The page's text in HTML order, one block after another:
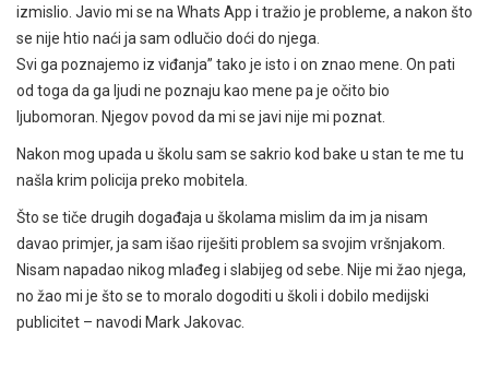
izmislio. Javio mi se na Whats App i tražio je probleme, a nakon što
se nije htio naći ja sam odlučio doći do njega.
Svi ga poznajemo iz viđanja” tako je isto i on znao mene. On pati
od toga da ga ljudi ne poznaju kao mene pa je očito bio
ljubomoran. Njegov povod da mi se javi nije mi poznat.
Nakon mog upada u školu sam se sakrio kod bake u stan te me tu
našla krim policija preko mobitela.
Što se tiče drugih događaja u školama mislim da im ja nisam
davao primjer, ja sam išao riješiti problem sa svojim vršnjakom.
Nisam napadao nikog mlađeg i slabijeg od sebe. Nije mi žao njega,
no žao mi je što se to moralo dogoditi u školi i dobilo medijski
publicitet – navodi Mark Jakovac.